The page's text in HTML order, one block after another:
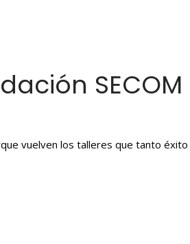
SECOM
vuelven los talleres que tanto éxito